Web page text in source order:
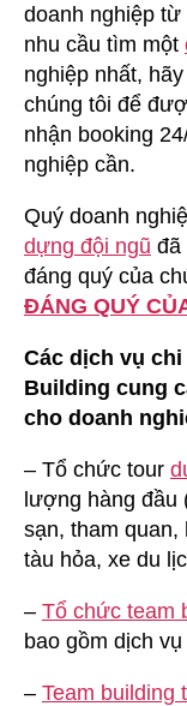
doanh nghiệp từ
nhu cầu tìm một
nghiệp nhất,
chúng tôi để
nhận booking
nghiệp cần.
Quý doanh
dựng đội ngũ đã
đáng quý của
ĐÁNG QUÝ
Các dịch vụ
Building cung
cho doanh
– Tổ chức tour
lượng hàng đầu
sạn, tham
tàu hỏa, xe du
– Tổ chức team
bao gồm dịch vụ
– Team building